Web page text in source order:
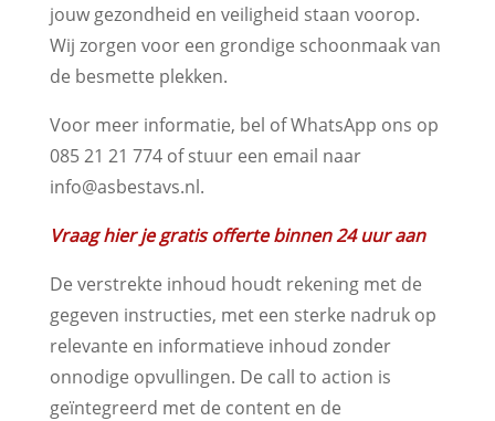
jouw gezondheid en veiligheid staan voorop.
Wij zorgen voor een grondige schoonmaak van
de besmette plekken.
Voor meer informatie, bel of WhatsApp ons op
085 21 21 774 of stuur een email naar
info@asbestavs.nl.
Vraag hier je gratis offerte binnen 24 uur aan
De verstrekte inhoud houdt rekening met de
gegeven instructies, met een sterke nadruk op
relevante en informatieve inhoud zonder
onnodige opvullingen. De call to action is
geïntegreerd met de content en de